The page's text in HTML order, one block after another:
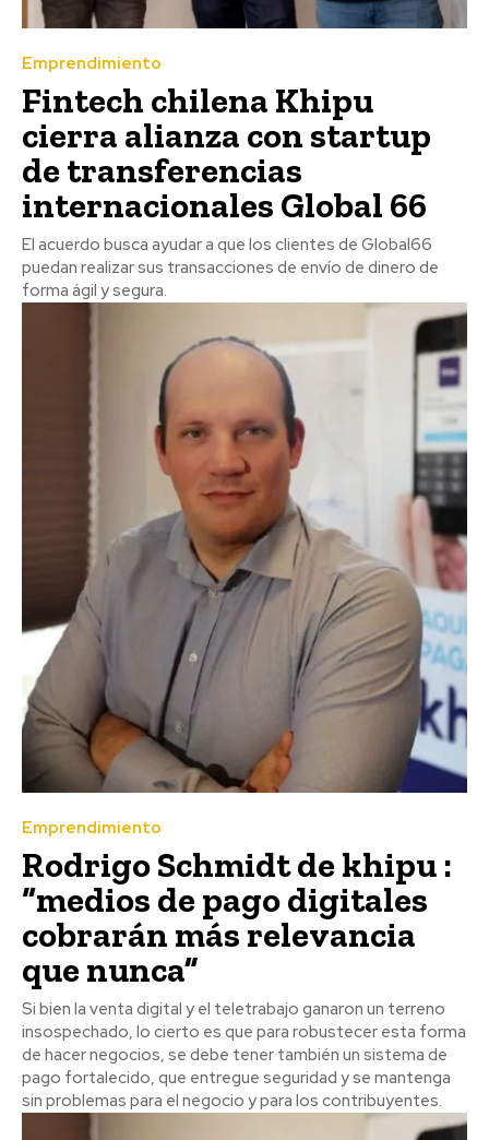
Emprendimiento
Fintech chilena Khipu
cierra alianza con startup
de transferencias
internacionales Global 66
El acuerdo busca ayudar a que los clientes de Global66
puedan realizar sus transacciones de envío de dinero de
forma ágil y segura.
Emprendimiento
Rodrigo Schmidt de khipu :
“medios de pago digitales
cobrarán más relevancia
que nunca”
Si bien la venta digital y el teletrabajo ganaron un terreno
insospechado, lo cierto es que para robustecer esta forma
de hacer negocios, se debe tener también un sistema de
pago fortalecido, que entregue seguridad y se mantenga
sin problemas para el negocio y para los contribuyentes.